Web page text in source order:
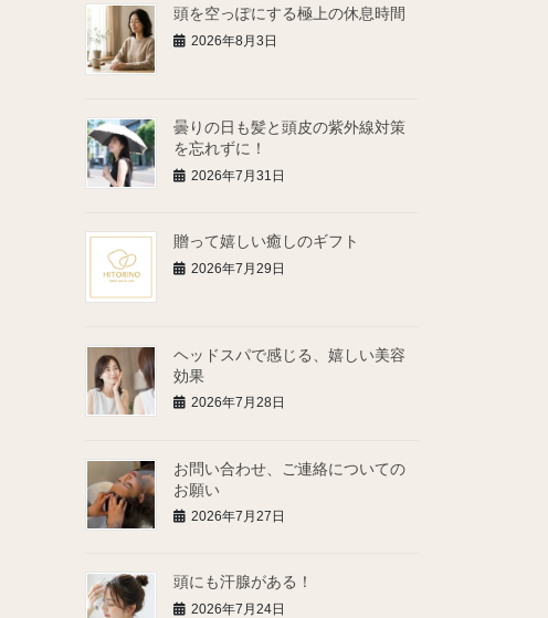
頭を空っぽにする極上の休息時間
2026年8月3日
曇りの日も髪と頭皮の紫外線対策
を忘れずに！
2026年7月31日
贈って嬉しい癒しのギフト
2026年7月29日
ヘッドスパで感じる、嬉しい美容
効果
2026年7月28日
お問い合わせ、ご連絡についての
お願い
2026年7月27日
頭にも汗腺がある！
2026年7月24日